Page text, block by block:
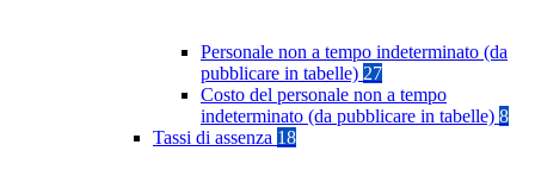
Personale non a tempo indeterminato (da
pubblicare in tabelle) 27
Costo del personale non a tempo
indeterminato (da pubblicare in tabelle) 8
Tassi di assenza 18